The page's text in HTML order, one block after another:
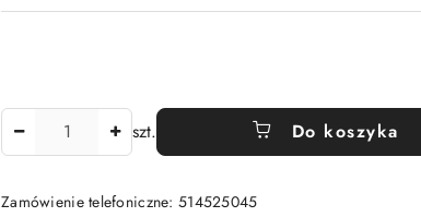
szt. Do koszyka
Zamówienie telefoniczne: 514525045